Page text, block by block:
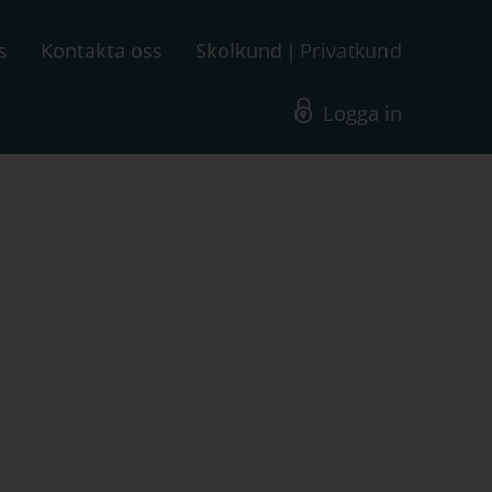
Kontakta oss Skolkund Privatkund
Logga in